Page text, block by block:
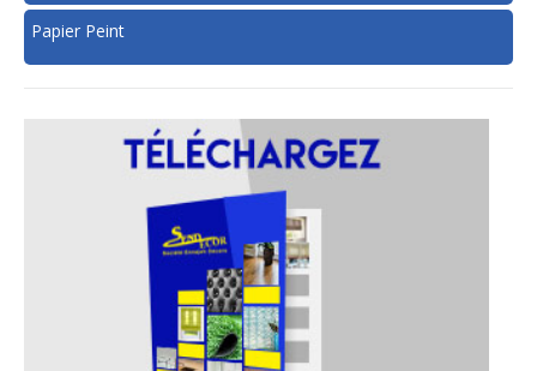
Papier Peint